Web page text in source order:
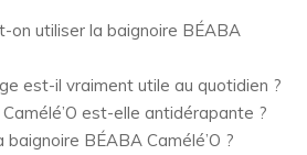
on utiliser la baignoire BÉABA
est-il vraiment utile au quotidien ?
est-elle antidérapante ?
BÉABA Camélé’O ?